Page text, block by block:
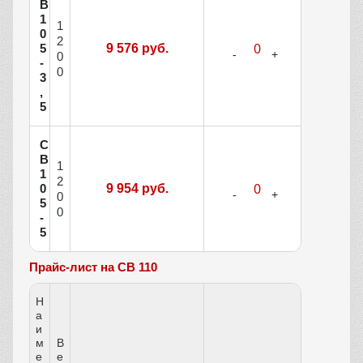
В
1
0
5
-
3
,
5
1
2
0
0
9 576 руб.
С
В
1
0
5
-
5
1
2
0
0
9 954 руб.
Прайс-лист на СВ 110
Н
а
и
м
е
В
е